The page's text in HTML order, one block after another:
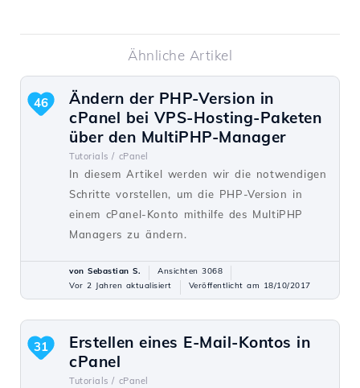
Ähnliche Artikel
Ändern der PHP-Version in
cPanel bei VPS-Hosting-Paketen
über den MultiPHP-Manager
Tutorials / cPanel
In diesem Artikel werden wir die notwendigen
Schritte vorstellen, um die PHP-Version in
einem cPanel-Konto mithilfe des MultiPHP
Managers zu ändern.
46
von Sebastian S.
Ansichten 3068
Vor 2 Jahren aktualisiert
Veröffentlicht am 18/10/2017
Erstellen eines E-Mail-Kontos in
cPanel
Tutorials / cPanel
31